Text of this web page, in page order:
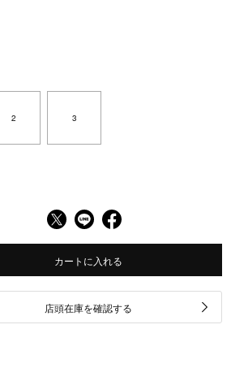
2 3
カートに入れる
店頭在庫を確認する